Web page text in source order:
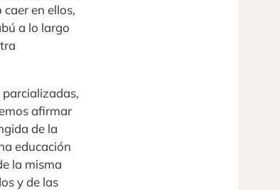
en ellos,
a lo largo
afirmar
de la
educación
la misma
y de las